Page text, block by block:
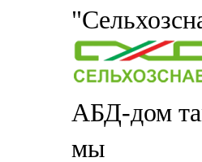
АБД-дом
мы